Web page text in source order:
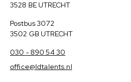
3528 BE UTRECHT
Postadres
Postbus 3072
3502 GB UTRECHT
030 - 890 54 30
office@ldtalents.nl